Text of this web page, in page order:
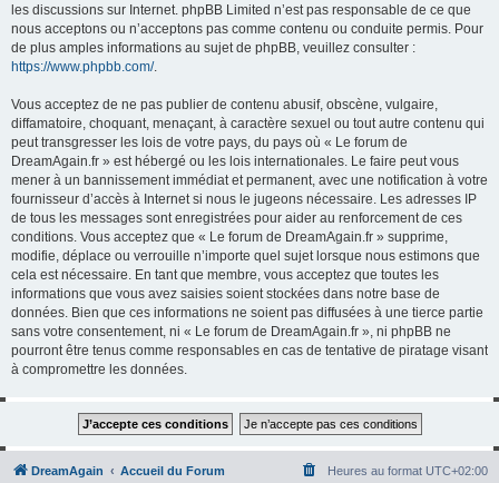
les discussions sur Internet. phpBB Limited n’est pas responsable de ce que
nous acceptons ou n’acceptons pas comme contenu ou conduite permis. Pour
de plus amples informations au sujet de phpBB, veuillez consulter :
https://www.phpbb.com/.
Vous acceptez de ne pas publier de contenu abusif, obscène, vulgaire,
diffamatoire, choquant, menaçant, à caractère sexuel ou tout autre contenu qui
peut transgresser les lois de votre pays, du pays où « Le forum de
DreamAgain.fr » est hébergé ou les lois internationales. Le faire peut vous
mener à un bannissement immédiat et permanent, avec une notification à votre
fournisseur d’accès à Internet si nous le jugeons nécessaire. Les adresses IP
de tous les messages sont enregistrées pour aider au renforcement de ces
conditions. Vous acceptez que « Le forum de DreamAgain.fr » supprime,
modifie, déplace ou verrouille n’importe quel sujet lorsque nous estimons que
cela est nécessaire. En tant que membre, vous acceptez que toutes les
informations que vous avez saisies soient stockées dans notre base de
données. Bien que ces informations ne soient pas diffusées à une tierce partie
sans votre consentement, ni « Le forum de DreamAgain.fr », ni phpBB ne
pourront être tenus comme responsables en cas de tentative de piratage visant
à compromettre les données.
DreamAgain Accueil du Forum Heures au format UTC+02:00